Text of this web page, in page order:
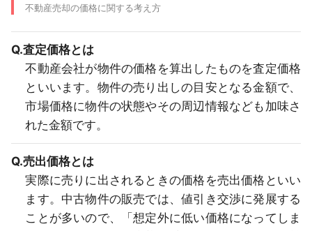
不動産売却の価格に関する考え方
Q.査定価格とは
不動産会社が物件の価格を算出したものを査定価格
といいます。物件の売り出しの目安となる金額で、
市場価格に物件の状態やその周辺情報なども加味さ
れた金額です。
Q.売出価格とは
実際に売りに出されるときの価格を売出価格といい
ます。中古物件の販売では、値引き交渉に発展する
ことが多いので、「想定外に低い価格になってしま